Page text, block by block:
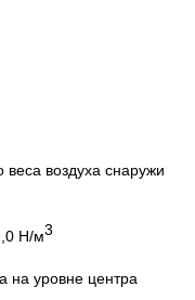
воздуха снаружи
Н/м3
на уровне центра